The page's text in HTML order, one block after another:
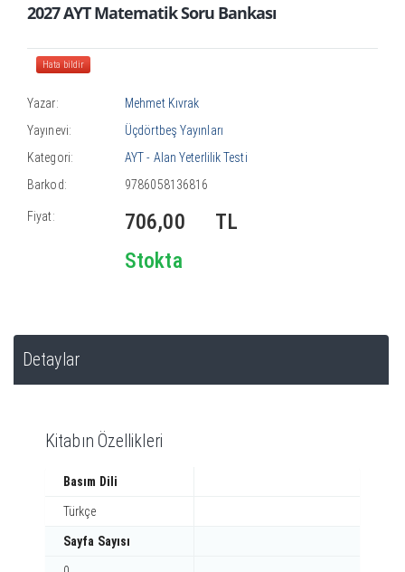
2027 AYT Matematik Soru Bankası
Hata bildir
Yazar:
Mehmet Kıvrak
Yayınevi:
Üçdörtbeş Yayınları
Kategori:
AYT - Alan Yeterlilik Testi
Barkod:
9786058136816
Fiyat: 706,00
TL
Stokta
Detaylar
Kitabın Özellikleri
Basım Dili
Türkçe
Sayfa Sayısı